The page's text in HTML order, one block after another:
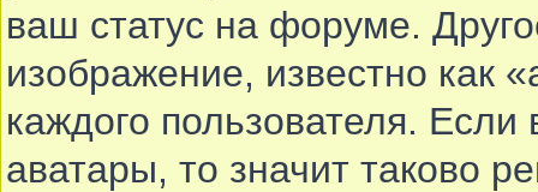
ваш статус на форуме.
изображение, известно как
каждого пользователя.
аватары, то значит таково